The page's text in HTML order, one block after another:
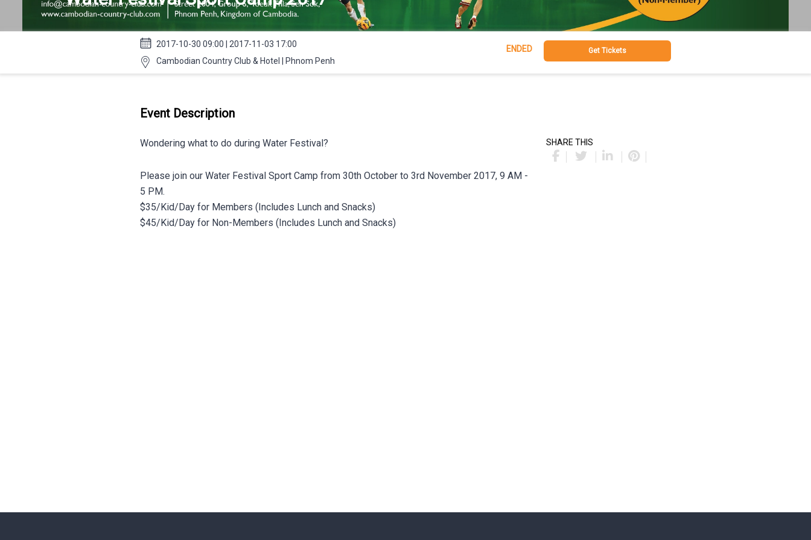
2017-10-30 09:00 | 2017-11-03 17:00
Cambodian Country Club & Hotel | Phnom Penh
ENDED Get Tickets
Event Description
Wondering what to do during Water Festival?
Please join our Water Festival Sport Camp from 30th October to 3rd November 2017, 9 AM -
5 PM.
$35/Kid/Day for Members (Includes Lunch and Snacks)
$45/Kid/Day for Non-Members (Includes Lunch and Snacks)
SHARE THIS